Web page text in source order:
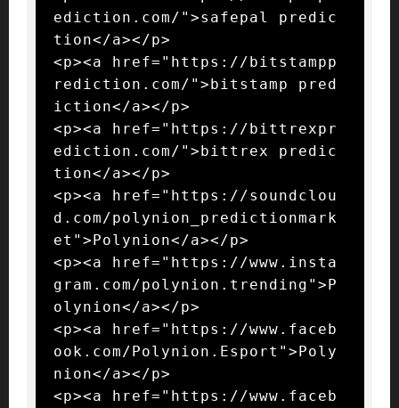
ediction.com/">safepal predic
tion</a></p>
<p><a href="https://bitstampp
rediction.com/">bitstamp pred
iction</a></p>
<p><a href="https://bittrexpr
ediction.com/">bittrex predic
tion</a></p>
<p><a href="https://soundclou
d.com/polynion_predictionmark
et">Polynion</a></p>
<p><a href="https://www.insta
gram.com/polynion.trending">P
olynion</a></p>
<p><a href="https://www.faceb
ook.com/Polynion.Esport">Poly
nion</a></p>
<p><a href="https://www.faceb